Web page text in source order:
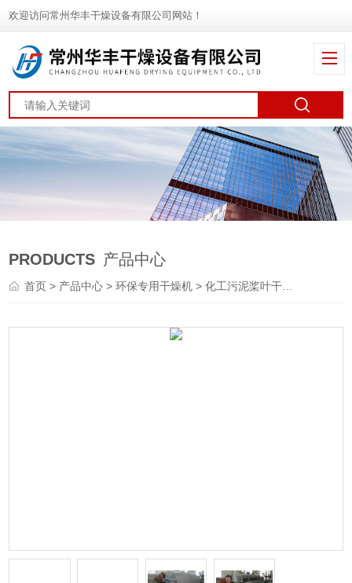
欢迎访问常州华丰干燥设备有限公司网站！
PRODUCTS 产品中心
首页> 产品中心 >环保专用干燥机 >化工污泥桨叶干燥机